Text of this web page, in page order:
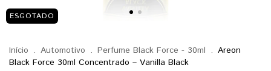
ESGOTADO
Início . Automotivo . Perfume Black Force - 30ml . Areon
Black Force 30ml Concentrado – Vanilla Black